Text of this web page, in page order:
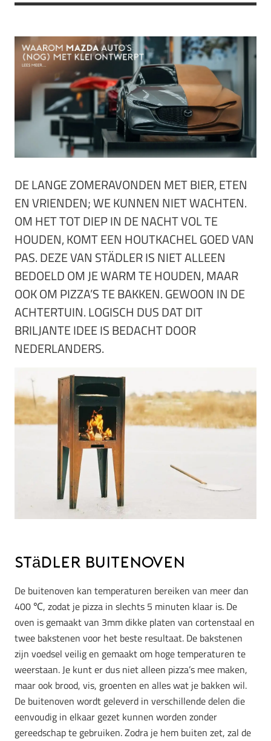
DE LANGE ZOMERAVONDEN MET BIER, ETEN
EN VRIENDEN; WE KUNNEN NIET WACHTEN.
OM HET TOT DIEP IN DE NACHT VOL TE
HOUDEN, KOMT EEN HOUTKACHEL GOED VAN
PAS. DEZE VAN STÄDLER IS NIET ALLEEN
BEDOELD OM JE WARM TE HOUDEN, MAAR
OOK OM PIZZA’S TE BAKKEN. GEWOON IN DE
ACHTERTUIN. LOGISCH DUS DAT DIT
BRILJANTE IDEE IS BEDACHT DOOR
NEDERLANDERS.
Städler buitenoven
De buitenoven kan temperaturen bereiken van meer dan
400 ℃, zodat je pizza in slechts 5 minuten klaar is. De
oven is gemaakt van 3mm dikke platen van cortenstaal en
twee bakstenen voor het beste resultaat. De bakstenen
zijn voedsel veilig en gemaakt om hoge temperaturen te
weerstaan. Je kunt er dus niet alleen pizza’s mee maken,
maar ook brood, vis, groenten en alles wat je bakken wil.
De buitenoven wordt geleverd in verschillende delen die
eenvoudig in elkaar gezet kunnen worden zonder
gereedschap te gebruiken. Zodra je hem buiten zet, zal de